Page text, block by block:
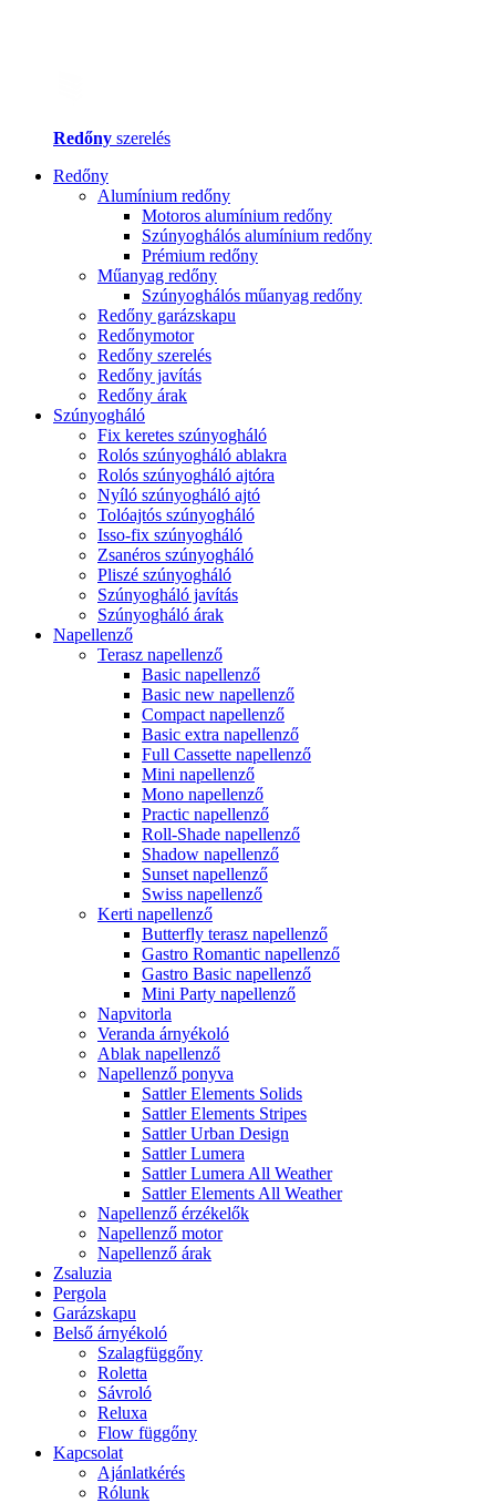
Redőny szerelés
Redőny
Alumínium redőny
Motoros alumínium redőny
Szúnyoghálós alumínium redőny
Prémium redőny
Műanyag redőny
Szúnyoghálós műanyag redőny
Redőny garázskapu
Redőnymotor
Redőny szerelés
Redőny javítás
Redőny árak
Szúnyogháló
Fix keretes szúnyogháló
Rolós szúnyogháló ablakra
Rolós szúnyogháló ajtóra
Nyíló szúnyogháló ajtó
Tolóajtós szúnyogháló
Isso-fix szúnyogháló
Zsanéros szúnyogháló
Pliszé szúnyogháló
Szúnyogháló javítás
Szúnyogháló árak
Napellenző
Terasz napellenző
Basic napellenző
Basic new napellenző
Compact napellenző
Basic extra napellenző
Full Cassette napellenző
Mini napellenző
Mono napellenző
Practic napellenző
Roll-Shade napellenző
Shadow napellenző
Sunset napellenző
Swiss napellenző
Kerti napellenző
Butterfly terasz napellenző
Gastro Romantic napellenző
Gastro Basic napellenző
Mini Party napellenző
Napvitorla
Veranda árnyékoló
Ablak napellenző
Napellenző ponyva
Sattler Elements Solids
Sattler Elements Stripes
Sattler Urban Design
Sattler Lumera
Sattler Lumera All Weather
Sattler Elements All Weather
Napellenző érzékelők
Napellenző motor
Napellenző árak
Zsaluzia
Pergola
Garázskapu
Belső árnyékoló
Szalagfüggőny
Roletta
Sávroló
Reluxa
Flow függőny
Kapcsolat
Ajánlatkérés
Rólunk